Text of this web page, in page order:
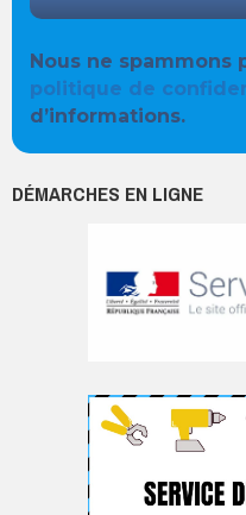
Nous ne spammons
politique de
d’informations.
DÉMARCHES EN LIGNE